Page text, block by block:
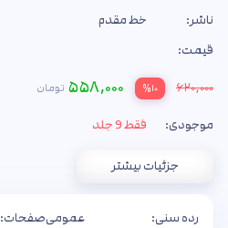
ناشر:
خط مقدم
قیمت:
۶۲۰,۰۰۰ %۱۰ ۵۵۸,۰۰۰ تومان
موجودی: فقط 9 جلد
جزئیات بیشتر
رده سنی:
عمومیصفحات: